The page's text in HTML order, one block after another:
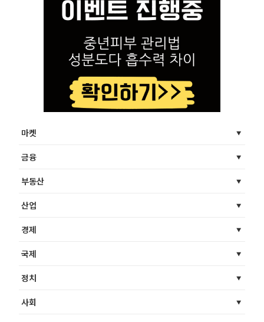
마켓
금융
부동산
산업
경제
국제
정치
사회